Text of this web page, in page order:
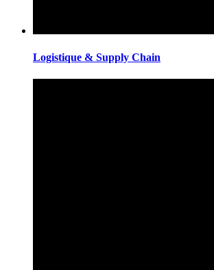
Logistique & Supply Chain